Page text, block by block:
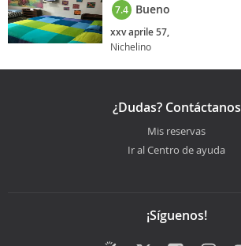
7.4 Bueno
xxv aprile 57,
Nichelino
¿Dudas? Contáctanos
Mis reservas
Ir al Centro de ayuda
¡Síguenos!